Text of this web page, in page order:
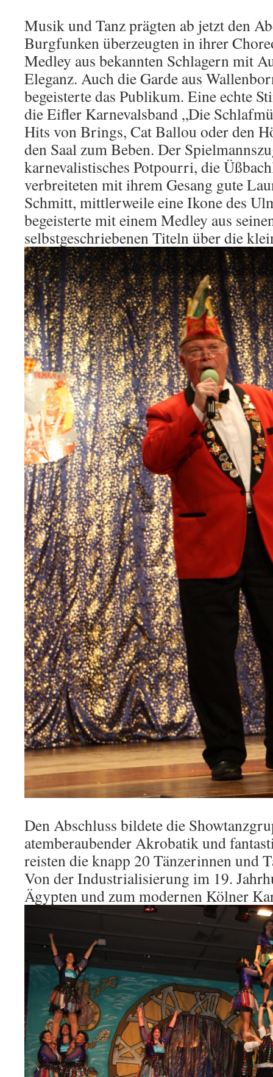
Musik und Tanz prägten ab jetzt den
Burgfunken überzeugten in ihrer
Medley aus bekannten Schlagern mit
Eleganz. Auch die Garde aus
begeisterte das Publikum. Eine echte
die Eifler Karnevalsband „Die
Hits von Brings, Cat Ballou oder den
den Saal zum Beben. Der
karnevalistisches Potpourri, die
verbreiteten mit ihrem Gesang gute
Schmitt, mittlerweile eine Ikone des
begeisterte mit einem Medley aus
selbstgeschriebenen Titeln über die
Den Abschluss bildete die
atemberaubender Akrobatik und
reisten die knapp 20 Tänzerinnen und
Von der Industrialisierung im 19.
Ägypten und zum modernen Kölner